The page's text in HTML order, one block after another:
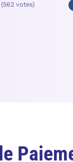
votes)